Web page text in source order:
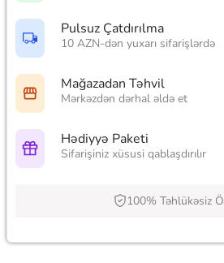
Pulsuz Çatdırılma
10 AZN-dən yuxarı sifarişlərdə
Mağazadan Təhvil
Mərkəzdən dərhal əldə et
Hədiyyə Paketi
Sifarişiniz xüsusi qablaşdırılır
100% Təhlükəsiz